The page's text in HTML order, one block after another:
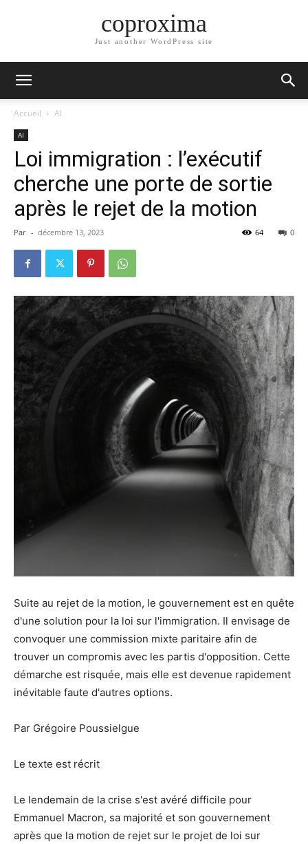
coproxima
Just another WordPress site
Accueil AI
AI
Loi immigration : l’exécutif
cherche une porte de sortie
après le rejet de la motion
Par - décembre 13, 2023 0
64
Suite au rejet de la motion, le gouvernement est en quête
d'une solution pour la loi sur l'immigration. Il envisage de
convoquer une commission mixte paritaire afin de
trouver un compromis avec les partis d'opposition. Cette
démarche est risquée, mais elle est devenue rapidement
inévitable faute d'autres options.
Par Grégoire Poussielgue
Le texte est récrit
Le lendemain de la crise s'est avéré difficile pour
Emmanuel Macron, sa majorité et son gouvernement
après que la motion de rejet sur le projet de loi sur